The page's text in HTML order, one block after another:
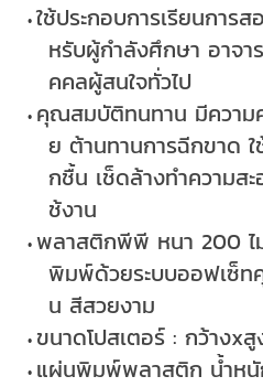
ใช้ประกอบการเรียนการ
หรับผู้กำลังศึกษา อาจ
คคลผู้สนใจทั่วไป
คุณสมบัติทนทาน มีความ
ย ต้านทานการฉีกขาด ใ
กชื้น เช็ดล้างทำความส
ช้งาน
พลาสติกพีพี หนา 200 ไ
พิมพ์ด้วยระบบออฟเซ็
น สีสวยงาม
ขนาดโปสเตอร์ : กว้างx
แผ่นพิมพ์พลาสติก น้ำห